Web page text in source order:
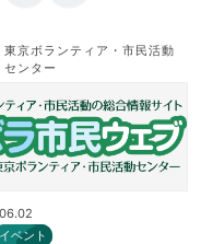
東京ボランティア・市民活動
センター
イベント